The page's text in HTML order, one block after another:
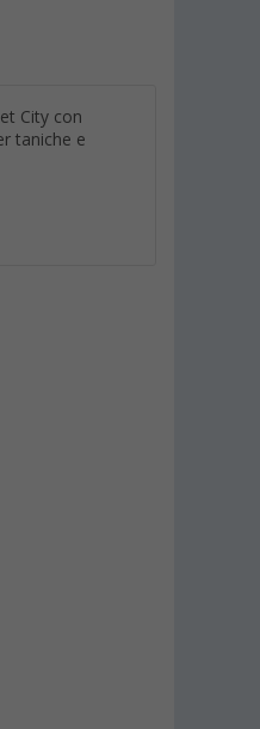
City con
taniche e
Berger
per